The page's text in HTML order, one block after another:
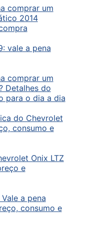
comprar um
2014
vale a pena
comprar um
Detalhes do
para o dia a dia
do Chevrolet
consumo e
Onix LTZ
e
a pena
consumo e